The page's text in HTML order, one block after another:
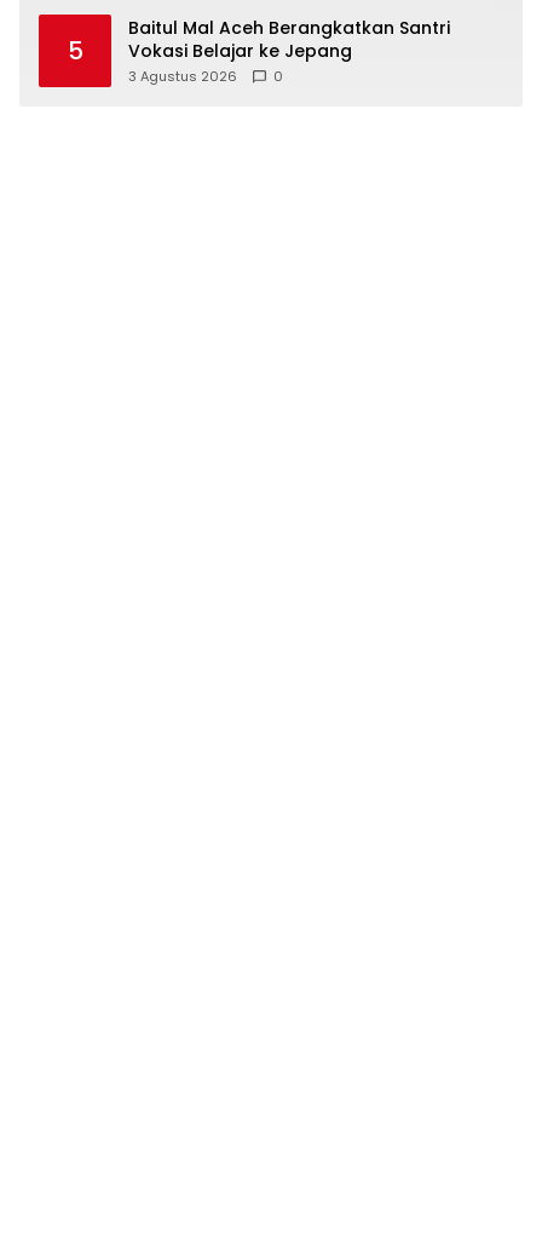
5
Baitul Mal Aceh Berangkatkan Santri
Vokasi Belajar ke Jepang
3 Agustus 2026 0